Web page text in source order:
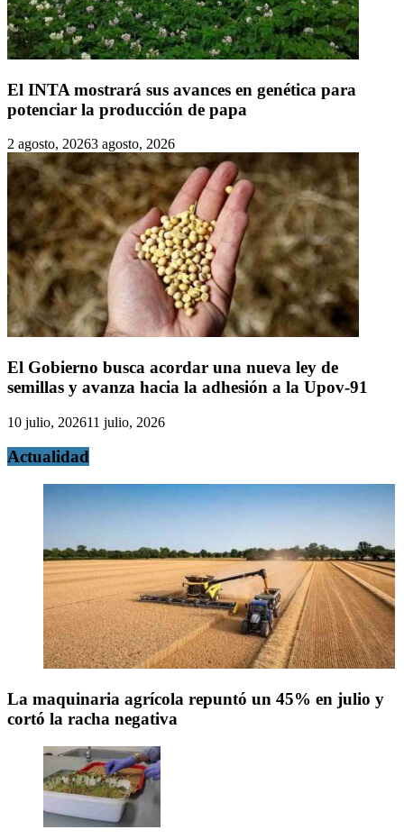
El INTA mostrará sus avances en genética para
potenciar la producción de papa
2 agosto, 20263 agosto, 2026
El Gobierno busca acordar una nueva ley de
semillas y avanza hacia la adhesión a la Upov-91
10 julio, 202611 julio, 2026
Actualidad
La maquinaria agrícola repuntó un 45% en julio y
cortó la racha negativa